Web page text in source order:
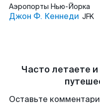
Аэропорты Нью-Йорка
Джон Ф. Кеннеди JFK
Часто летаете
Оставьте